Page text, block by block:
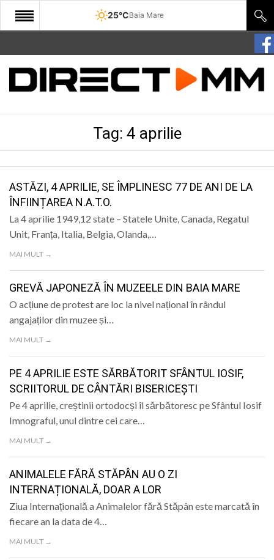
25°CBaia Mare
START
COMUNITATE
SANATATE
SPORT
SPECIAL
POLITIC
LIFE
Tag: 4 aprilie
ASTĂZI, 4 APRILIE, SE ÎMPLINESC 77 DE ANI DE LA
ÎNFIINȚAREA N.A.T.O.
La 4 aprilie 1949,12 state – Statele Unite, Canada, Regatul
Unit, Franța, Italia, Belgia, Olanda,…
MAI MULT →
GREVĂ JAPONEZĂ ÎN MUZEELE DIN BAIA MARE
O acțiune de protest are loc la nivel național în rândul
angajaților din muzee și…
MAI MULT →
PE 4 APRILIE ESTE SĂRBĂTORIT SFÂNTUL IOSIF,
SCRIITORUL DE CÂNTĂRI BISERICEȘTI
Pe 4 aprilie, creștinii ortodocși îl sărbătoresc pe Sfântul Iosif
Imnograful, unul dintre cei care…
MAI MULT →
ANIMALELE FĂRĂ STĂPÂN AU O ZI
INTERNAȚIONALĂ, DOAR A LOR
Ziua Internațională a Animalelor fără Stăpân este marcată în
fiecare an la data de 4…
MAI MULT →